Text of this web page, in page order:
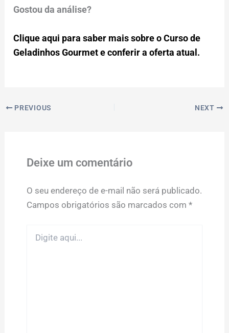
Gostou da análise?
Clique aqui para saber mais sobre o Curso de
Geladinhos Gourmet e conferir a oferta atual.
PREVIOUS NEXT
Deixe um comentário
O seu endereço de e-mail não será publicado.
Campos obrigatórios são marcados com *
aqui...